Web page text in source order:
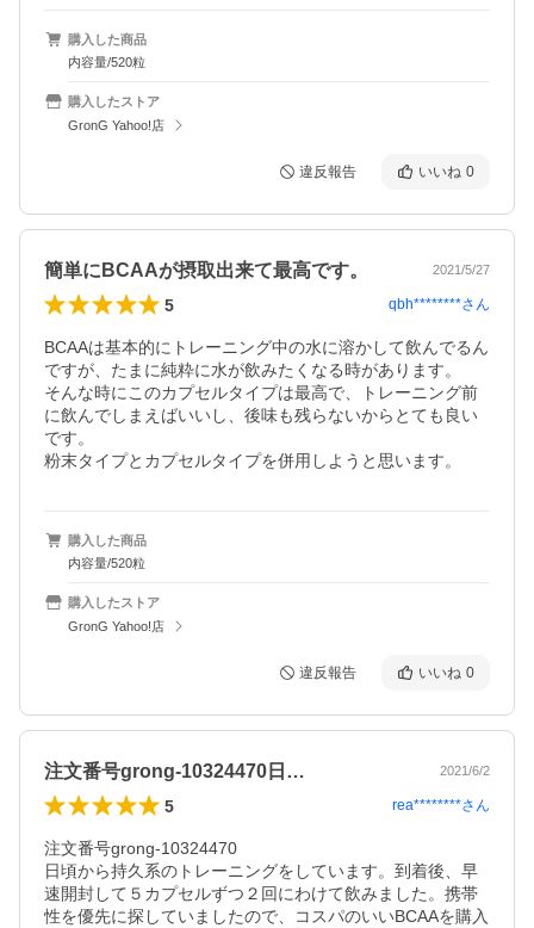
購入した商品
内容量/520粒
購入したストア
GronG Yahoo!店
違反報告 いいね 0
簡単にBCAAが摂取出来て最高です。 2021/5/27
5 qbh********さん
BCAAは基本的にトレーニング中の水に溶かして飲んでるん
ですが、たまに純粋に水が飲みたくなる時があります。
そんな時にこのカプセルタイプは最高で、トレーニング前
に飲んでしまえばいいし、後味も残らないからとても良い
です。
粉末タイプとカプセルタイプを併用しようと思います。
購入した商品
内容量/520粒
購入したストア
GronG Yahoo!店
違反報告 いいね 0
注文番号grong-10324470日… 2021/6/2
5 rea********さん
注文番号grong-10324470
日頃から持久系のトレーニングをしています。到着後、早
速開封して５カプセルずつ２回にわけて飲みました。携帯
性を優先に探していましたので、コスパのいいBCAAを購入